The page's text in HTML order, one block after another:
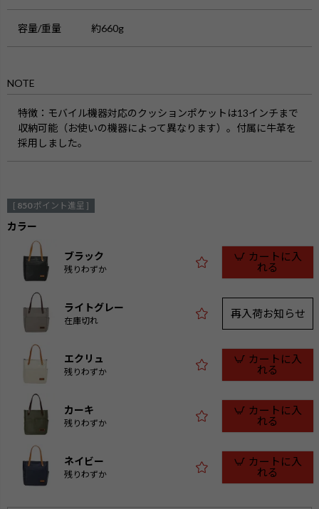
容量/重量 約660g
NOTE
特徴 ：モバイル機器対応のクッションポケットは13インチまで
収納可能（お使いの機器によって異なります） 。付属に牛革を
採用しました。
[ 850 ポイント進呈 ]
カラー
ブラック
残りわずか
カートに入
れる
ライトグレー
在庫切れ
再入荷お知らせ
エクリュ
残りわずか
カートに入
れる
カーキ
残りわずか
カートに入
れる
ネイビー
残りわずか
カートに入
れる